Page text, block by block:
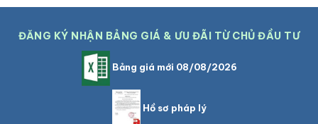
ĐĂNG KÝ NHẬN BẢNG GIÁ & ƯU ĐÃI TỪ CHỦ ĐẦU TƯ
Bảng giá mới 08/08/2026
Hồ sơ pháp lý